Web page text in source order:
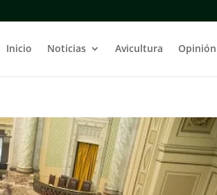
Inicio Noticias Avicultura Opinión